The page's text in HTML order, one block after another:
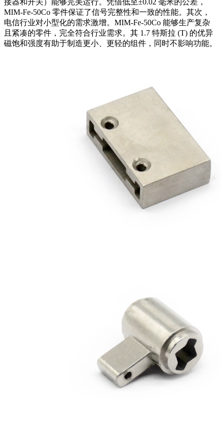
MIM-Fe-50Co 零件保证了信号完整性和一致的性能。其次，
电信行业对小型化的需求激增。MIM-Fe-50Co 能够生产复杂
且紧凑的零件，完全符合行业需求。其 1.7 特斯拉 (T) 的优异
磁饱和强度有助于制造更小、更轻的组件，同时不影响功能。